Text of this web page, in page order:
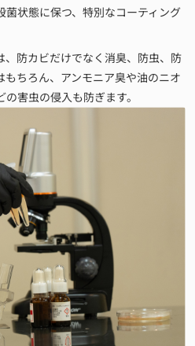
状態に保つ、特別なコーティング
、防カビだけでなく消臭、防虫、防
ちろん、アンモニア臭や油のニオ
害虫の侵入も防ぎます。